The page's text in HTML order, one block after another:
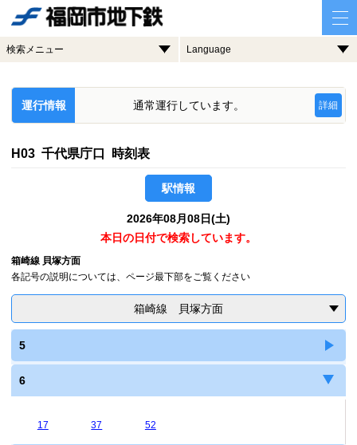
検索メニュー Language
運行情報 通常運行しています。 詳細
H03 千代県庁口 時刻表
駅情報
2026年08月08日(土)
本日の日付で検索しています。
箱崎線 貝塚方面
各記号の説明については、ページ最下部をご覧ください
箱崎線 貝塚方面
5
6
17 37 52